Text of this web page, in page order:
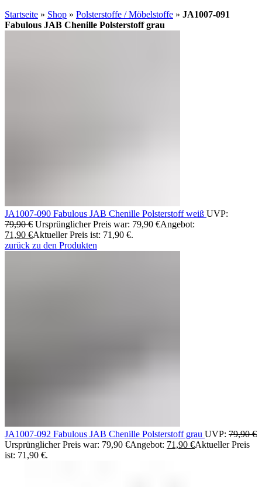
Startseite » Shop » Polsterstoffe / Möbelstoffe » JA1007-091
Fabulous JAB Chenille Polsterstoff grau
JA1007-090 Fabulous JAB Chenille Polsterstoff weiß UVP:
79,90€ Ursprünglicher Preis war: 79,90 €Angebot:
71,90 €Aktueller Preis ist: 71,90 €.
zurück zu den Produkten
JA1007-092 Fabulous JAB Chenille Polsterstoff grau UVP: 79,90€
Ursprünglicher Preis war: 79,90 €Angebot: 71,90 €Aktueller Preis
ist: 71,90 €.